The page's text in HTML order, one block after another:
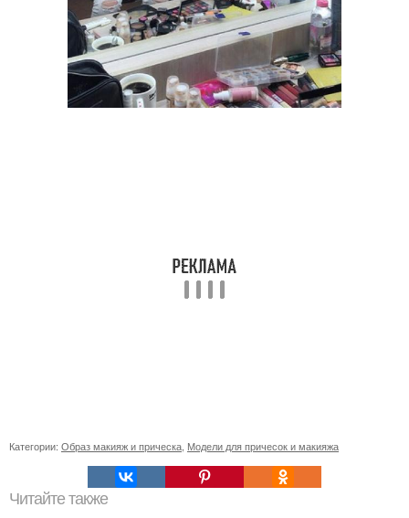
Категории: Образ макияж и прическа, Модели для причесок и макияжа
Читайте также